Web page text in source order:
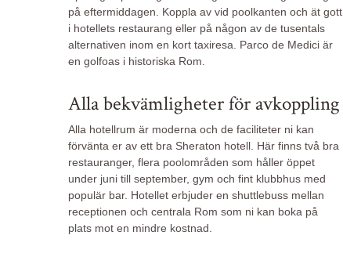
på eftermiddagen. Koppla av vid poolkanten och ät gott
i hotellets restaurang eller på någon av de tusentals
alternativen inom en kort taxiresa. Parco de Medici är
en golfoas i historiska Rom.
Alla bekvämligheter för avkoppling
Alla hotellrum är moderna och de faciliteter ni kan
förvänta er av ett bra Sheraton hotell. Här finns två bra
restauranger, flera poolområden som håller öppet
under juni till september, gym och fint klubbhus med
populär bar. Hotellet erbjuder en shuttlebuss mellan
receptionen och centrala Rom som ni kan boka på
plats mot en mindre kostnad.